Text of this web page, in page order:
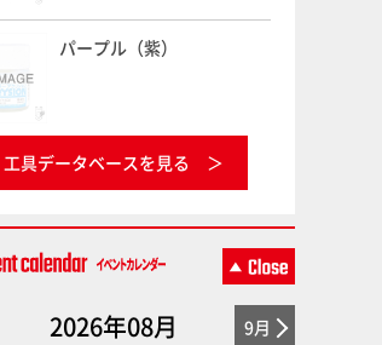
パープル（紫）
工具データベースを見る
2026年08月 9月